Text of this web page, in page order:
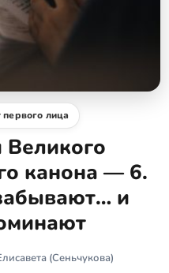
первого лица
Великого
канона — 6.
и
(Сеньчукова)